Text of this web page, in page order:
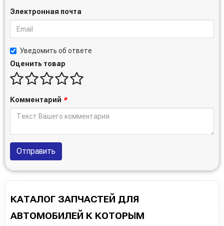
Электронная почта
Уведомить об ответе
Оценить товар
Комментарий *
Отправить
КАТАЛОГ ЗАПЧАСТЕЙ ДЛЯ
АВТОМОБИЛЕЙ К КОТОРЫМ